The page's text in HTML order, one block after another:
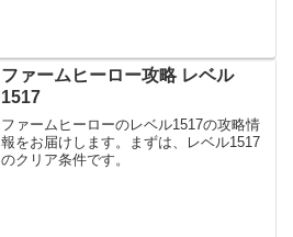
ファームヒーロー攻略 レベル
1517
ファームヒーローのレベル1517の攻略情
報をお届けします。まずは、レベル1517
のクリア条件です。